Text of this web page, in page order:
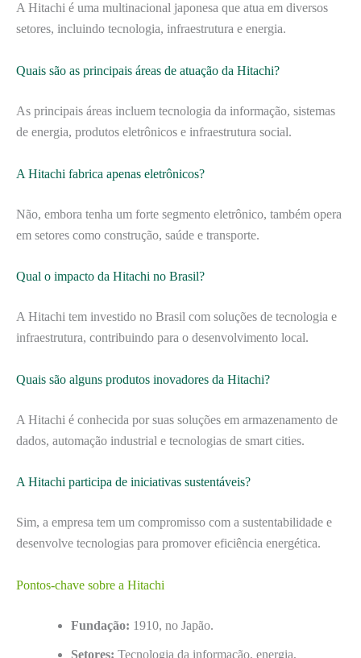
A Hitachi é uma multinacional japonesa que atua em diversos
setores, incluindo tecnologia, infraestrutura e energia.
Quais são as principais áreas de atuação da Hitachi?
As principais áreas incluem tecnologia da informação, sistemas
de energia, produtos eletrônicos e infraestrutura social.
A Hitachi fabrica apenas eletrônicos?
Não, embora tenha um forte segmento eletrônico, também opera
em setores como construção, saúde e transporte.
Qual o impacto da Hitachi no Brasil?
A Hitachi tem investido no Brasil com soluções de tecnologia e
infraestrutura, contribuindo para o desenvolvimento local.
Quais são alguns produtos inovadores da Hitachi?
A Hitachi é conhecida por suas soluções em armazenamento de
dados, automação industrial e tecnologias de smart cities.
A Hitachi participa de iniciativas sustentáveis?
Sim, a empresa tem um compromisso com a sustentabilidade e
desenvolve tecnologias para promover eficiência energética.
Pontos-chave sobre a Hitachi
Fundação: 1910, no Japão.
Setores: Tecnologia da informação, energia,